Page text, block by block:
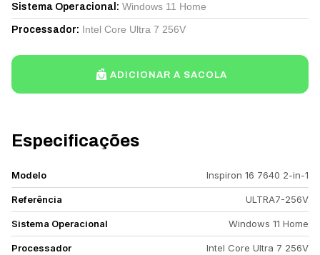
Especificações
Modelo Inspiron 16 7640 2-in-1
Referência ULTRA7-256V
Sistema Operacional Windows 11 Home
Processador Intel Core Ultra 7 256V
Sistema Operacional : Windows 11 Home
Processador: Intel Core Ultra 7 256V
ADICIONAR A SACOLA